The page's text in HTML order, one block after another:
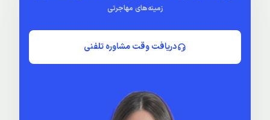
زمینه‌های مهاجرتی
دریافت وقت مشاوره تلفنی